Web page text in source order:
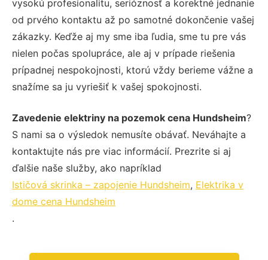
vysokú profesionalitu, serióznosť a korektné jednanie
od prvého kontaktu až po samotné dokončenie vašej
zákazky. Keďže aj my sme iba ľudia, sme tu pre vás
nielen počas spolupráce, ale aj v prípade riešenia
prípadnej nespokojnosti, ktorú vždy berieme vážne a
snažíme sa ju vyriešiť k vašej spokojnosti.
Zavedenie elektriny na pozemok cena Hundsheim?
S nami sa o výsledok nemusíte obávať. Neváhajte a
kontaktujte nás pre viac informácií. Prezrite si aj
ďalšie naše služby, ako napríklad
Ističová skrinka – zapojenie Hundsheim, Elektrika v
dome cena Hundsheim
.